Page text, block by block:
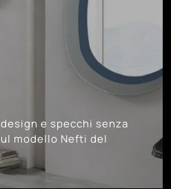
e specchi senza
modello Nefti del